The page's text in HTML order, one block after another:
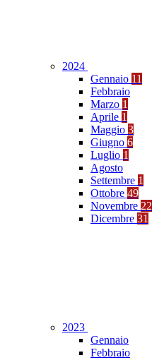
2024
Gennaio 11
Febbraio
Marzo 1
Aprile 1
Maggio 3
Giugno 6
Luglio 1
Agosto
Settembre 1
Ottobre 49
Novembre 22
Dicembre 31
2023
Gennaio
Febbraio